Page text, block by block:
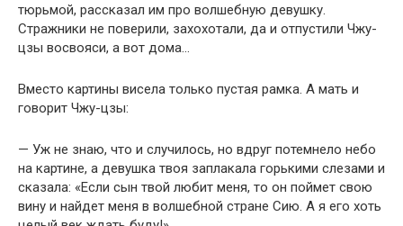
тюрьмой, рассказал им про волшебную девушку.
Стражники не поверили, захохотали, да и отпустили Чжу-
цзы восвояси, а вот дома…
Вместо картины висела только пустая рамка. А мать и
говорит Чжу-цзы:
— Уж не знаю, что и случилось, но вдруг потемнело небо
на картине, а девушка твоя заплакала горькими слезами и
сказала: «Если сын твой любит меня, то он поймет свою
вину и найдет меня в волшебной стране Сию. А я его хоть